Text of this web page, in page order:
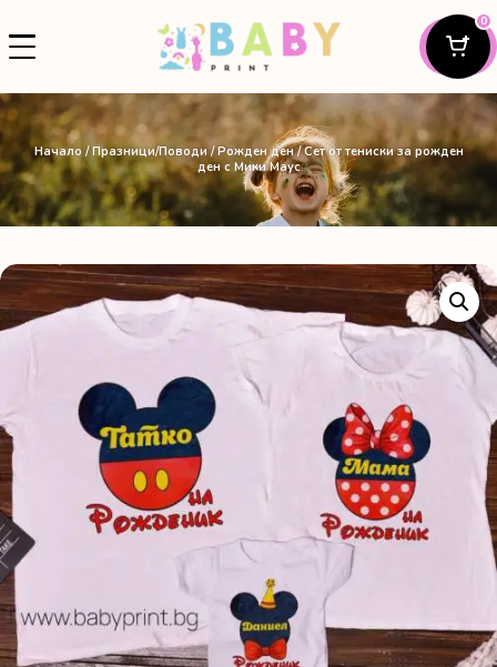
0
Начало /Празници/Поводи/Рожден ден/ Сет от тениски за рожден
ден с Мики Маус